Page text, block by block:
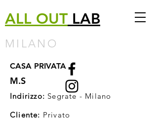
ALL OUT LAB
MILANO
CASA PRIVATA
M.S
Indirizzo: Segrate - Milano
Cliente: Privato